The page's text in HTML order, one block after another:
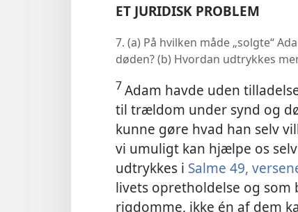
ET JURIDISK PROBLEM
7. (a) På hvilken måde „solgte“
døden? (b) Hvordan udtrykkes
7Adam havde uden
til trældom under synd og
kunne gøre hvad han selv
vi umuligt kan hjælpe os
udtrykkes i Salme 49,
livets opretholdelse og
rigdomme, ikke én af dem